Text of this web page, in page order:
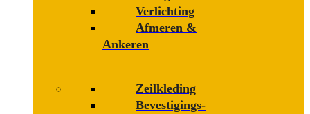
Verlichting
Afmeren &
Ankeren
Zeilkleding
Bevestigings­­